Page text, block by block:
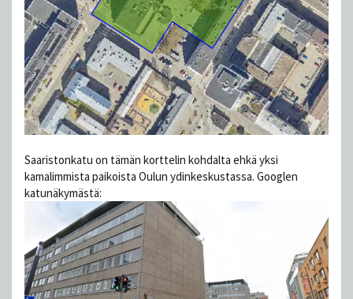
Saaristonkatu on tämän korttelin kohdalta ehkä yksi
kamalimmista paikoista Oulun ydinkeskustassa. Googlen
katunäkymästä: